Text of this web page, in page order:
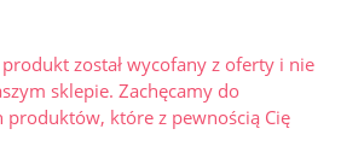
został wycofany z oferty i nie
sklepie. Zachęcamy do
które z pewnością Cię